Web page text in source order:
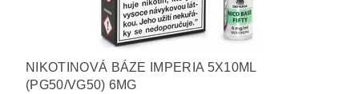
NIKOTINOVÁ BÁZE IMPERIA 5X10ML
(PG50/VG50) 6MG